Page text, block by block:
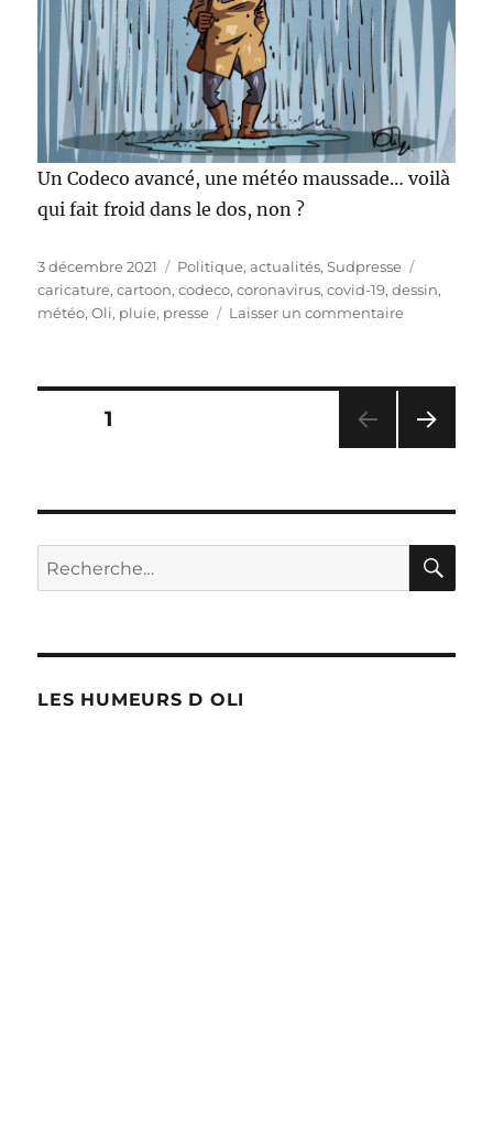
Un Codeco avancé, une météo maussade… voilà
qui fait froid dans le dos, non ?
Publié
le
3 décembre 2021 Catégories
Politique, actualités,Sudpresse
caricature,cartoon,codeco,coronavirus,covid-19,dessin,
météo,Oli, pluie, presse Laisser un commentairesur
Pagination
publications
PAGE1
ANT
E
Recherche
pour :
LES HUMEURS D OLI